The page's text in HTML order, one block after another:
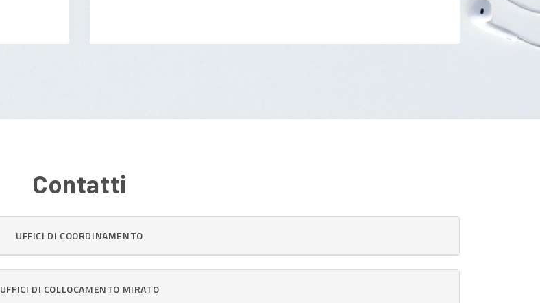
Contatti
UFFICI DI COORDINAMENTO
UFFICI DI COLLOCAMENTO MIRATO